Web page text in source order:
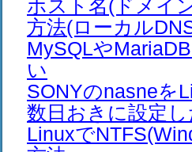
ホスト名(ドメイ
方法(ローカル
MySQLや
い
SONYのnasneを
数日おきに設定
Linuxで